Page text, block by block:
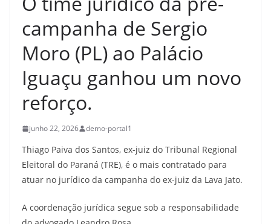
campanha de Sergio
Moro (PL) ao Palácio
Iguaçu ganhou um novo
reforço.
junho 22, 2026 demo-portal1
Thiago Paiva dos Santos, ex-juiz do Tribunal Regional
Eleitoral do Paraná (TRE), é o mais contratado para
atuar no jurídico da campanha do ex-juiz da Lava Jato.
A coordenação jurídica segue sob a responsabilidade